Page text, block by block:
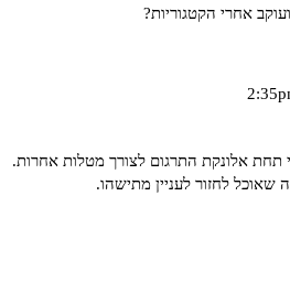
אחרי הקטגוריות?
תחת אלונקת התרגום לצורך מטלות אחרות.
שאוכל לחזור לעניין מתישהו.